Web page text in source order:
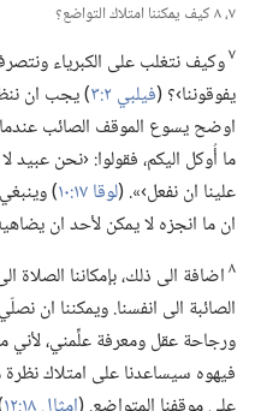
٧،‏ ٨ كيف يمكننا امتلاك التواضع؟‏
٧وكيف نتغلب على الكبرياء
يفوقوننا›؟‏ (‏فيلبي ٢:‏٣
‏)‏ يجب ان
اوضح يسوع الموقف الصائب
ما أُوكل اليكم،‏ فقولوا:‏ ‹نحن
علينا ان نفعل›».‏ (‏لوقا ١٧:‏١٠
‏)‏
ان ما انجزه لا يمكن لأحد ان
٨اضافة الى ذلك،‏ بإمكاننا الصلاة
الصائبة الى انفسنا.‏ ويمكننا ان
ورجاحة عقل ومعرفة علِّمني،‏ لأني
فيهوه سيساعدنا على امتلاك نظرة